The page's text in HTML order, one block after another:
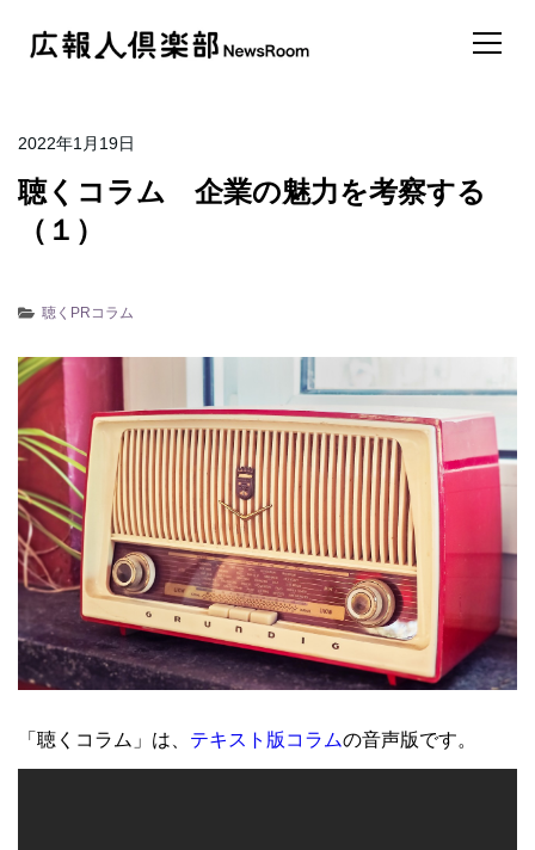
2022年1月19日
聴くコラム 企業の魅力を考察する
（１）
聴くPRコラム
「聴くコラム」は、 テキスト版コラムの音声版です。